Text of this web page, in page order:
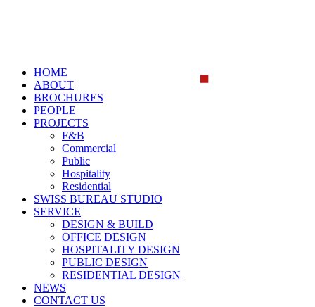
HOME
ABOUT
BROCHURES
PEOPLE
PROJECTS
F&B
Commercial
Public
Hospitality
Residential
SWISS BUREAU STUDIO
SERVICE
DESIGN & BUILD
OFFICE DESIGN
HOSPITALITY DESIGN
PUBLIC DESIGN
RESIDENTIAL DESIGN
NEWS
CONTACT US